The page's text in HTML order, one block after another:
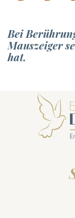
Bei
Mauszeiger
hat.